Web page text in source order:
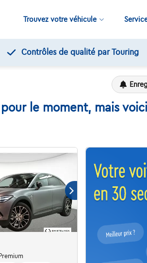
Trouvez votre véhicule
Contrôles de qualité par Touring
le moment, mais